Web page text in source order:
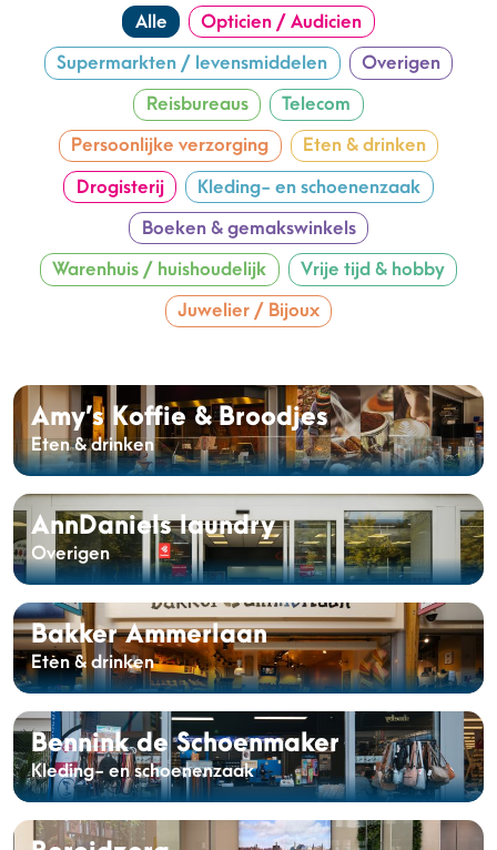
Alle Opticien / Audicien
Supermarkten / levensmiddelen Overigen
Reisbureaus Telecom
Persoonlijke verzorging Eten & drinken
Drogisterij Kleding- en schoenenzaak
Boeken & gemakswinkels
Warenhuis / huishoudelijk Vrije tijd & hobby
Juwelier / Bijoux
Amy’s Koffie & Broodjes
Eten & drinken
AnnDaniels laundry
Overigen
Bakker Ammerlaan
Eten & drinken
Bennink de Schoenmaker
Kleding- en schoenenzaak